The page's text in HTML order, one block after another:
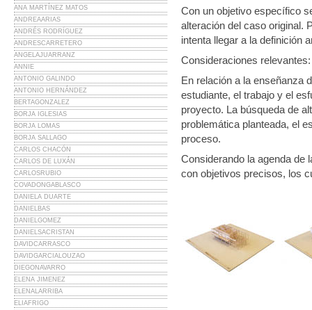
ANA MARTÍNEZ MATOS
ANDREAARIAS
ANDRÉS RODRÍGUEZ
ANDRESCARRETERO
ANGELAJUARRANZ
ANNIE
ANTONIO GALINDO
ANTONIO HERNÁNDEZ
BERTAGONZALEZ
BORJA IGLESIAS
BORJA LOMAS
BORJA SALLAGO
CARLOS CHACÓN
CARLOS DE LUXÁN
CARLOSRUBIO
COVADONGABLASCO
DANIELA DUARTE
DANIELBAS
DANIELGOMEZ
DANIELSACRISTAN
DAVIDCARRASCO
DAVIDGARCIALOUZAO
DIEGONAVARRO
ELENA JIMENEZ
ELENALARRIBA
ELIAFRIGO
Con un objetivo específico
alteración del caso original.
intenta llegar a la definición
Consideraciones relevantes:
En relación a la enseñanza
estudiante, el trabajo y el
proyecto. La búsqueda de
problemática planteada, el
proceso.
Considerando la agenda de
con objetivos precisos, los